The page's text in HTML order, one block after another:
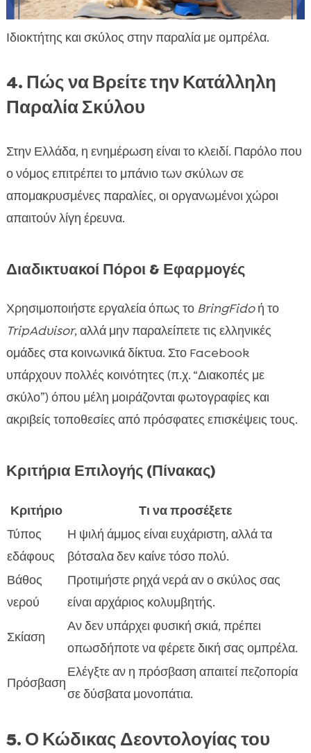
Ιδιοκτήτης και σκύλος στην παραλία με ομπρέλα.
4. Πώς να Βρείτε την Κατάλληλη
Παραλία Σκύλου
Στην Ελλάδα, η ενημέρωση είναι το κλειδί. Παρόλο που
ο νόμος επιτρέπει το μπάνιο των σκύλων σε
απομακρυσμένες παραλίες, οι οργανωμένοι χώροι
απαιτούν λίγη έρευνα.
Διαδικτυακοί Πόροι & Εφαρμογές
Χρησιμοποιήστε εργαλεία όπως το BringFidoή το
TripAdvisor, αλλά μην παραλείπετε τις ελληνικές
ομάδες στα κοινωνικά δίκτυα. Στο Facebook
υπάρχουν πολλές κοινότητες (π.χ. “Διακοπές με
σκύλο”) όπου μέλη μοιράζονται φωτογραφίες και
ακριβείς τοποθεσίες από πρόσφατες επισκέψεις τους.
Κριτήρια Επιλογής (Πίνακας)
Κριτήριο
Τι να προσέξετε
Τύπος
εδάφους
Η ψιλή άμμος είναι ευχάριστη, αλλά τα
βότσαλα δεν καίνε τόσο πολύ.
Βάθος
νερού
Προτιμήστε ρηχά νερά αν ο σκύλος σας
είναι αρχάριος κολυμβητής.
Σκίαση
Αν δεν υπάρχει φυσική σκιά, πρέπει
οπωσδήποτε να φέρετε δική σας ομπρέλα.
Πρόσβαση
Ελέγξτε αν η πρόσβαση απαιτεί πεζοπορία
σε δύσβατα μονοπάτια.
5. Ο Κώδικας Δεοντολογίας του